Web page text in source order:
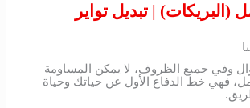
(البريكات) | تبديل تواير
وفي جميع الظروف، لا يمكن المساومة
فهي خط الدفاع الأول عن حياتك وحياة